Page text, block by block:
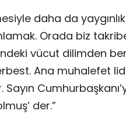
daha da
Orada biz
vücut dilimden
Ana muhalefet
Sayın
der.”